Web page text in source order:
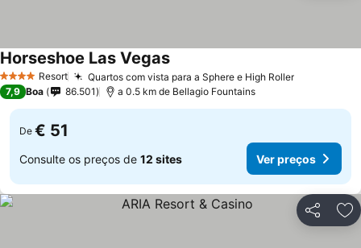
4 EstrelasResort Quartos com vista para a Sphere e High Roller
Horseshoe Las Vegas
7,9 Boa 86.501 a 0.5 km de Bellagio Fountains
De € 51
Consulte os preços de 12 sites Ver preços
Partilhar